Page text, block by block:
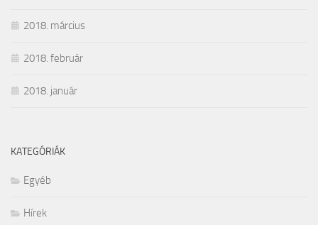
2018. március
2018. február
2018. január
KATEGÓRIÁK
Egyéb
Hírek